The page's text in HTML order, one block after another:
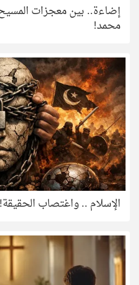
إضاءة.. بين معجزات
محمد!
الإسلام .. واغتصاب الحقيقة!